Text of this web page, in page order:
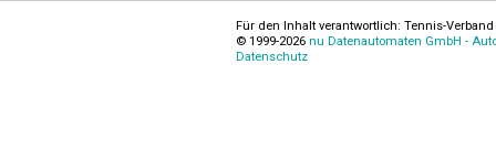
Für den Inhalt verantwortlich: Tennis-
© 1999-2026 nu Datenautomaten GmbH -
Datenschutz